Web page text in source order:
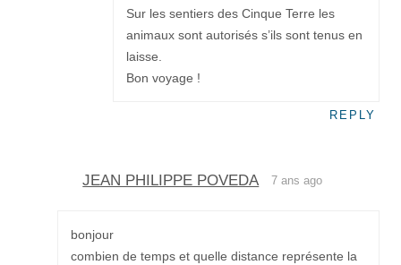
Sur les sentiers des Cinque Terre les
animaux sont autorisés s’ils sont tenus en
laisse.
Bon voyage !
REPLY
JEAN PHILIPPE POVEDA 7 ans ago
bonjour
combien de temps et quelle distance représente la